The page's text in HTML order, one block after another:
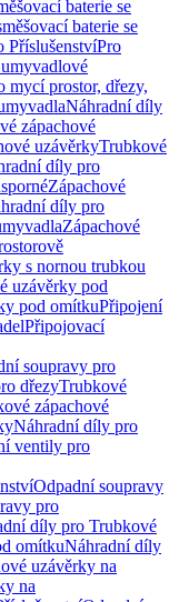
baterie se
baterie se
PříslušenstvíPro
mycí prostor, dřezy,
Náhradní díly
zápachové
uzávěrkyTrubkové
díly pro
Zápachové
díly pro
Zápachové
s nornou trubkou
uzávěrky pod
pod omítkuPřipojení
Připojovací
soupravy pro
dřezyTrubkové
zápachové
Náhradní díly pro
ventily pro
Odpadní soupravy
pro
díly pro Trubkové
omítkuNáhradní díly
uzávěrky na
na